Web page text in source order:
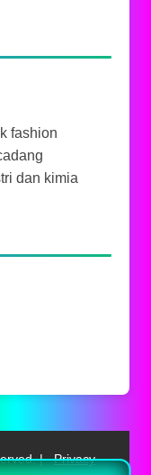
fashion
dan kimia
| Privacy